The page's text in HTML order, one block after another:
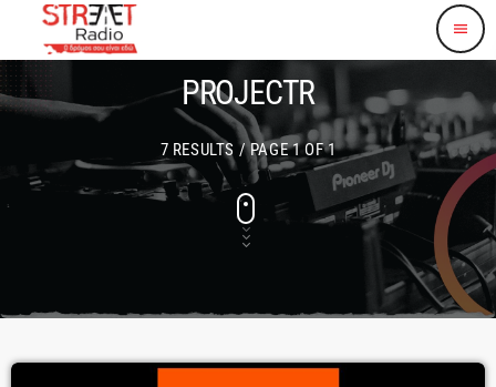
menu
PROJECTR
7 RESULTS / PAGE 1 OF 1